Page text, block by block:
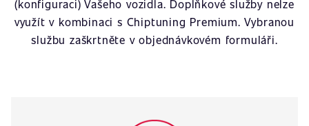
(konfiguraci) Vašeho vozidla. Doplňkové služby nelze
využít v kombinaci s Chiptuning Premium. Vybranou
službu zaškrtněte v objednávkovém formuláři.